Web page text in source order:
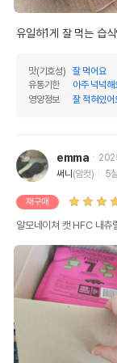
유일하1게 잘 먹는 습
맛(기호성)
잘 먹어요
유통기한
아주 넉넉해
영양정보
잘 적혀있어
emma
써니(암컷) 5
재구매
알모네이쳐 캣 HFC 내